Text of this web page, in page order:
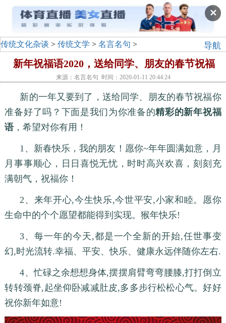
✕
导航
传统文化杂谈 > 传统文学 > 名言名句 >
新年祝福语2020，送给同学、朋友的春节祝福
来源：名言名句 时间：2020-01-11 20:44:24
新的一年又要到了，送给同学、朋友的春节祝福你
准备好了吗？下面是我们为你准备的精彩的新年祝福
语，希望对你有用！
1、新春快乐，我的朋友！愿你~年年圆满如意，月
月事事顺心，日日喜悦无忧，时时高兴欢喜，刻刻充
满朝气，祝福你！
2、来年开心,今生快乐,今世平安,小家和睦。愿你
生命中的个个愿望都能得到实现。猴年快乐!
3、每一年的今天,都是一个全新的开始,任世事变
幻,时光流转.幸福、平安、快乐、健康永远伴随你左右.
4、忙碌之余想想身体,摆摆肩臂弯弯腰膝,打打倒立
转转颈脊,起坐仰卧减减肚皮,多多步行松松心气。好好
祝你新年如意!